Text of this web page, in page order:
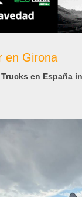
en Girona
en España